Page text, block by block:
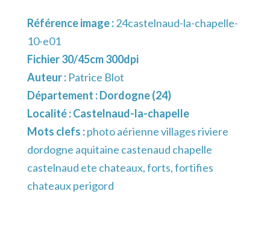
Référence image :24castelnaud-la-chapelle-
10-e01
Fichier 30/45cm 300dpi
Auteur : Patrice Blot
Département :Dordogne (24)
Localité :Castelnaud-la-chapelle
Mots clefs :photo aérienne villages riviere
dordogne aquitaine castenaud chapelle
castelnaud ete chateaux, forts, fortifies
chateaux perigord